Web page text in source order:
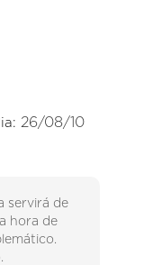
26/08/10
servirá de
hora de